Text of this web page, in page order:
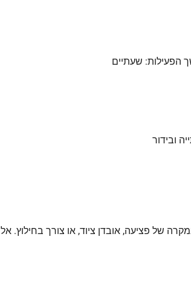
של פציעה, אובדן ציוד, או צורך בחילוץ. אל